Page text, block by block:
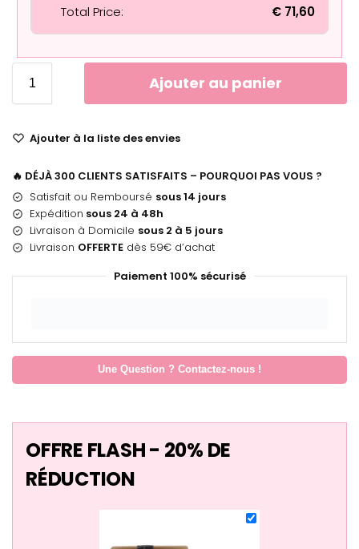
Total Price:
€ 71,60
Ajouter au panier
Ajouter à la liste des envies
🔥 DÉJÀ 300 CLIENTS SATISFAITS – POURQUOI PAS VOUS ?
Satisfait ou Remboursé sous 14 jours
Expédition sous 24 à 48h
Livraison à Domicile sous 2 à 5 jours
Livraison OFFERTE dès 59€ d’achat
Paiement 100% sécurisé
Une Question ? Contactez-nous !
OFFRE FLASH - 20% DE
RÉDUCTION